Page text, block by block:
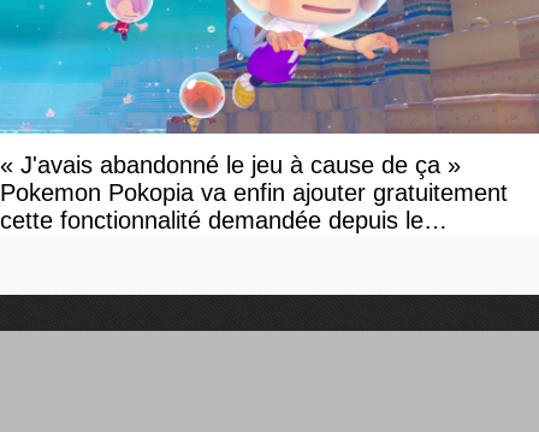
« J'avais abandonné le jeu à cause de ça »
Pokemon Pokopia va enfin ajouter gratuitement
cette fonctionnalité demandée depuis le